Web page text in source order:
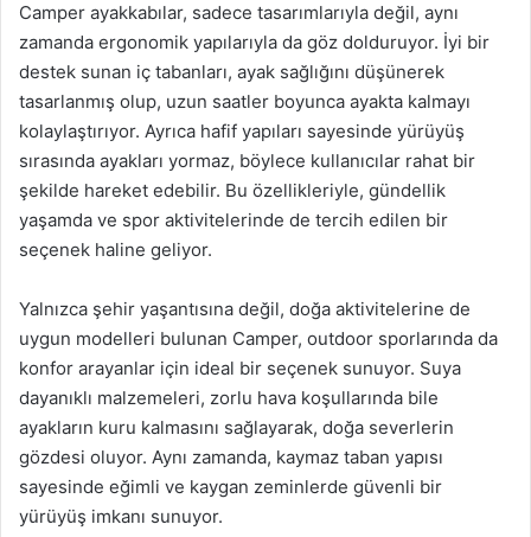
Camper ayakkabılar, sadece tasarımlarıyla değil, aynı
zamanda ergonomik yapılarıyla da göz dolduruyor. İyi bir
destek sunan iç tabanları, ayak sağlığını düşünerek
tasarlanmış olup, uzun saatler boyunca ayakta kalmayı
kolaylaştırıyor. Ayrıca hafif yapıları sayesinde yürüyüş
sırasında ayakları yormaz, böylece kullanıcılar rahat bir
şekilde hareket edebilir. Bu özellikleriyle, gündellik
yaşamda ve spor aktivitelerinde de tercih edilen bir
seçenek haline geliyor.
Yalnızca şehir yaşantısına değil, doğa aktivitelerine de
uygun modelleri bulunan Camper, outdoor sporlarında da
konfor arayanlar için ideal bir seçenek sunuyor. Suya
dayanıklı malzemeleri, zorlu hava koşullarında bile
ayakların kuru kalmasını sağlayarak, doğa severlerin
gözdesi oluyor. Aynı zamanda, kaymaz taban yapısı
sayesinde eğimli ve kaygan zeminlerde güvenli bir
yürüyüş imkanı sunuyor.